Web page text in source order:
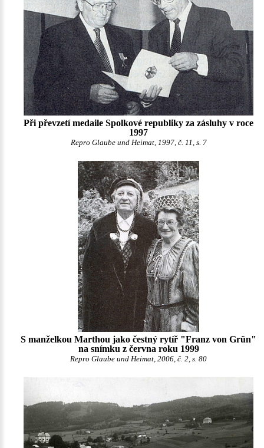
Při převzetí medaile Spolkové republiky za zásluhy v roce
1997
Repro Glaube und Heimat, 1997, č. 11, s. 7
S manželkou Marthou jako čestný rytíř "Franz von Grün"
na snímku z června roku 1999
Repro Glaube und Heimat, 2006, č. 2, s. 80